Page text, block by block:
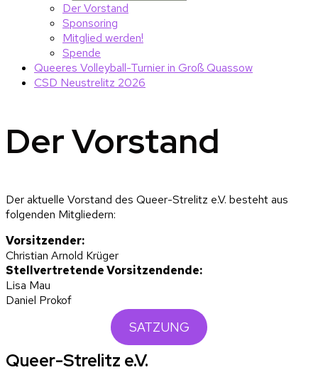
Der Vorstand
Sponsoring
Mitglied werden!
Spende
Queeres Volleyball-Turnier in Groß Quassow
CSD Neustrelitz 2026
Der Vorstand
Der aktuelle Vorstand des Queer-Strelitz e.V. besteht aus
folgenden Mitgliedern:
Vorsitzender:
Christian Arnold Krüger
Stellvertretende Vorsitzendende:
Lisa Mau
Daniel Prokof
SATZUNG
Queer-Strelitz e.V.